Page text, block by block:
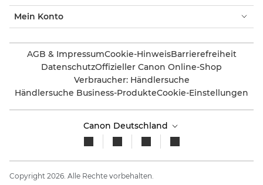
Mein Konto
AGB & ImpressumCookie-HinweisBarrierefreiheit
DatenschutzOffizieller Canon Online-Shop
Verbraucher: Händlersuche
Händlersuche Business-ProdukteCookie-Einstellungen
Canon Deutschland
Copyright 2026. Alle Rechte vorbehalten.